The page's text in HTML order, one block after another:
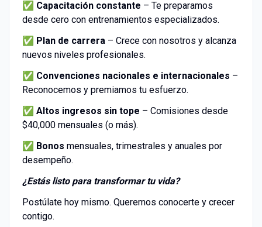
✅ Capacitación constante – Te preparamos
desde cero con entrenamientos especializados.
✅ Plan de carrera– Crece con nosotros y alcanza
nuevos niveles profesionales.
✅ Convenciones nacionales e internacionales –
Reconocemos y premiamos tu esfuerzo.
✅ Altos ingresos sin tope – Comisiones desde
$40,000 mensuales (o más).
✅ Bonos mensuales, trimestrales y anuales por
desempeño.
¿Estás listo para transformar tu vida?
Postúlate hoy mismo. Queremos conocerte y crecer
contigo.